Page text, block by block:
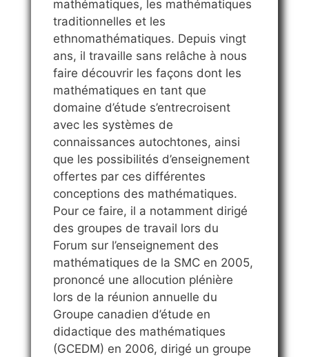
mathématiques, les mathématiques
traditionnelles et les
ethnomathématiques. Depuis vingt
ans, il travaille sans relâche à nous
faire découvrir les façons dont les
mathématiques en tant que
domaine d’étude s’entrecroisent
avec les systèmes de
connaissances autochtones, ainsi
que les possibilités d’enseignement
offertes par ces différentes
conceptions des mathématiques.
Pour ce faire, il a notamment dirigé
des groupes de travail lors du
Forum sur l’enseignement des
mathématiques de la SMC en 2005,
prononcé une allocution plénière
lors de la réunion annuelle du
Groupe canadien d’étude en
didactique des mathématiques
(GCEDM) en 2006, dirigé un groupe